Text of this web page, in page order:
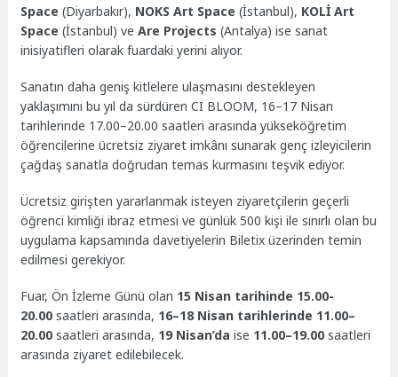
Space (Diyarbakır), NOKS Art Space(İstanbul), KOLİ Art
Space (İstanbul) veAre Projects (Antalya) ise sanat
inisiyatifleri olarak fuardaki yerini alıyor.
Sanatın daha geniş kitlelere ulaşmasını destekleyen
yaklaşımını bu yıl da sürdüren CI BLOOM, 16–17 Nisan
tarihlerinde 17.00–20.00 saatleri arasında yükseköğretim
öğrencilerine ücretsiz ziyaret imkânı sunarak genç izleyicilerin
çağdaş sanatla doğrudan temas kurmasını teşvik ediyor.
Ücretsiz girişten yararlanmak isteyen ziyaretçilerin geçerli
öğrenci kimliği ibraz etmesi ve günlük 500 kişi ile sınırlı olan bu
uygulama kapsamında davetiyelerin Biletix üzerinden temin
edilmesi gerekiyor.
Fuar, Ön İzleme Günü olan 15 Nisan tarihinde 15.00-
20.00 saatleri arasında, 16–18 Nisan tarihlerinde 11.00–
20.00 saatleri arasında, 19 Nisan’daise 11.00–19.00 saatleri
arasında ziyaret edilebilecek.